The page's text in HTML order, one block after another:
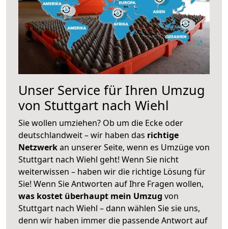
Unser Service für Ihren Umzug
von Stuttgart nach Wiehl
Sie wollen umziehen? Ob um die Ecke oder
deutschlandweit – wir haben das richtige
Netzwerkan unserer Seite, wenn es Umzüge von
Stuttgart nach Wiehl geht! Wenn Sie nicht
weiterwissen – haben wir die richtige Lösung für
Sie! Wenn Sie Antworten auf Ihre Fragen wollen,
was kostet überhaupt mein Umzug von
Stuttgart nach Wiehl – dann wählen Sie sie uns,
denn wir haben immer die passende Antwort auf